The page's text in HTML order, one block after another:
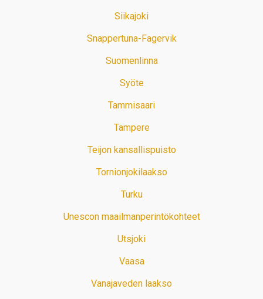
Siikajoki
Snappertuna-Fagervik
Suomenlinna
Syöte
Tammisaari
Tampere
Teijon kansallispuisto
Tornionjokilaakso
Turku
Unescon maailmanperintökohteet
Utsjoki
Vaasa
Vanajaveden laakso